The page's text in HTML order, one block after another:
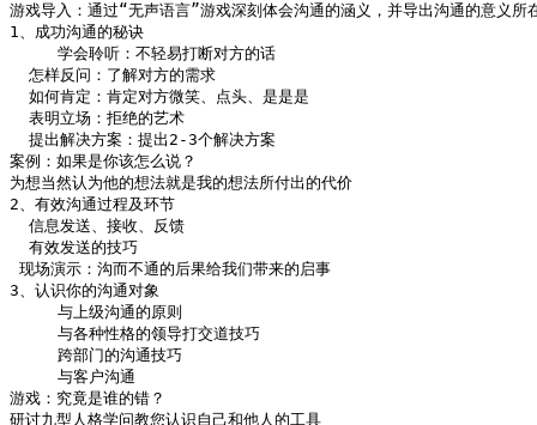
游戏导入：通过“无声语言”游戏深刻体会沟通的涵义，并导出沟通的意义所
1、成功沟通的秘诀
     学会聆听：不轻易打断对方的话
  怎样反问：了解对方的需求
  如何肯定：肯定对方微笑、点头、是是是
  表明立场：拒绝的艺术
  提出解决方案：提出2-3个解决方案
案例：如果是你该怎么说？
为想当然认为他的想法就是我的想法所付出的代价
2、有效沟通过程及环节
  信息发送、接收、反馈
  有效发送的技巧
现场演示：沟而不通的后果给我们带来的启事
3、认识你的沟通对象
     与上级沟通的原则
     与各种性格的领导打交道技巧
     跨部门的沟通技巧
     与客户沟通
游戏：究竟是谁的错？
研讨九型人格学问教您认识自己和他人的工具